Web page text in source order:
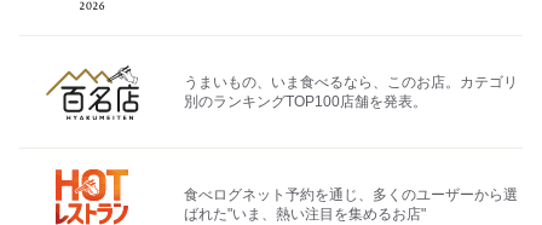
うまいもの、いま食べるなら、このお店。カテゴリ
別のランキングTOP100店舗を発表。
食べログネット予約を通じ、多くのユーザーから選
ばれた"いま、熱い注目を集めるお店"